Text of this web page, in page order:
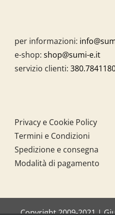
per informazioni:
e-shop: shop@sumi-e.it
servizio clienti:
Privacy e Cookie Policy
Termini e Condizioni
Spedizione e consegna
Modalità di pagamento
Copyright 2009-2021 |